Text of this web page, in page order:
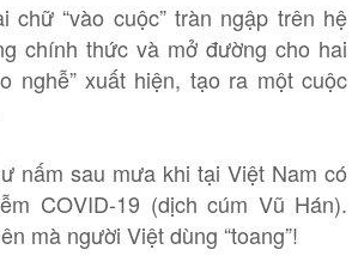
chữ “vào cuộc” tràn ngập trên hệ
chính thức và mở đường cho hai
nghễ” xuất hiện, tạo ra một cuộc
nấm sau mưa khi tại Việt Nam có
COVID-19 (dịch cúm Vũ Hán).
mà người Việt dùng “toang”!